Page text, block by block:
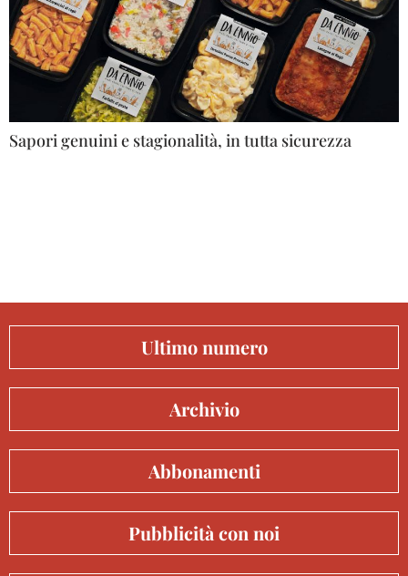
Sapori genuini e stagionalità, in tutta sicurezza
Ultimo numero
Archivio
Abbonamenti
Pubblicità con noi